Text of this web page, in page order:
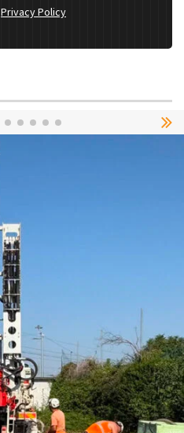
Privacy Policy